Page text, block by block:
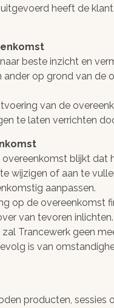
heeft de
beste inzicht en
ander op grond van
van de
te laten verrichten
blijkt dat
wijzigen of aan te
aanpassen.
op de overeenkomst
van tevoren inlichten.
Trancewerk geen
is van
producten, sessies